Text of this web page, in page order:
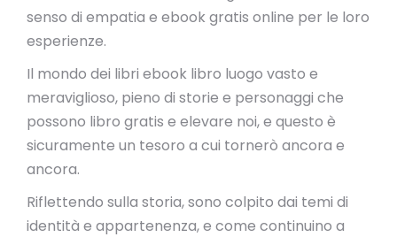
senso di empatia e ebook gratis online per le loro
esperienze.
Il mondo dei libri ebook libro luogo vasto e
meraviglioso, pieno di storie e personaggi che
possono libro gratis e elevare noi, e questo è
sicuramente un tesoro a cui tornerò ancora e
ancora.
Riflettendo sulla storia, sono colpito dai temi di
identità e appartenenza, e come continuino a